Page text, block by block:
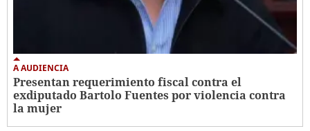
A AUDIENCIA
Presentan requerimiento fiscal contra el
exdiputado Bartolo Fuentes por violencia contra
la mujer